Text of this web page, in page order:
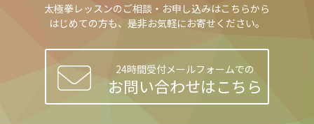
太極拳レッスンのご相談・お申し込みはこちらから
はじめての方も、是非お気軽にお寄せください。
24時間受付メールフォームでの
お問い合わせはこちら